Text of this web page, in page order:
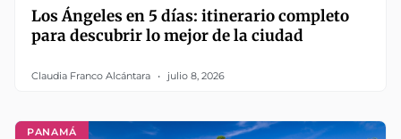
Los Ángeles en 5 días: itinerario completo
para descubrir lo mejor de la ciudad
Claudia Franco Alcántara julio 8, 2026
PANAMÁ